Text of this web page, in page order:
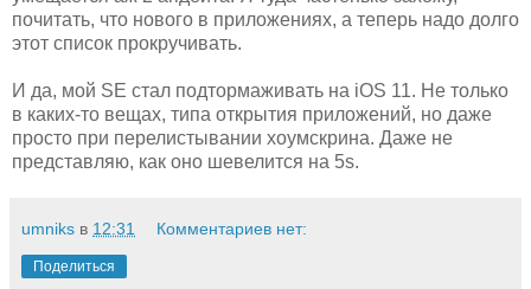
почитать, что нового в приложениях, а теперь надо долго
этот список прокручивать.
И да, мой SE стал подтормаживать на iOS 11. Не только
в каких-то вещах, типа открытия приложений, но даже
просто при перелистывании хоумскрина. Даже не
представляю, как оно шевелится на 5s.
umniks в 12:31 Комментариев нет:
Поделиться